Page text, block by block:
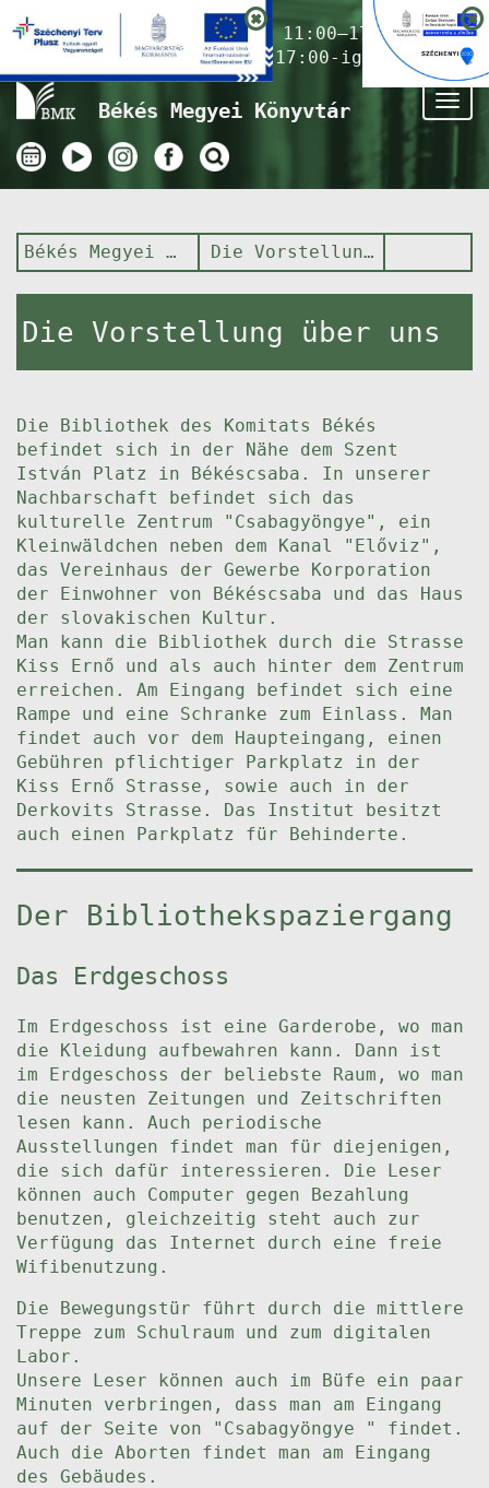
Nyitvatartás ma:11:00–17:00
(Gyermekkönyvtár 17:00-ig)
Békés Megyei Könyvtár
Békés Megyei Könyvtár Die Vorstellung über uns
Die Vorstellung über uns
Die Bibliothek des Komitats Békés
befindet sich in der Nähe dem Szent
István Platz in Békéscsaba. In unserer
Nachbarschaft befindet sich das
kulturelle Zentrum "Csabagyöngye", ein
Kleinwäldchen neben dem Kanal "Előviz",
das Vereinhaus der Gewerbe Korporation
der Einwohner von Békéscsaba und das Haus
der slovakischen Kultur.
Man kann die Bibliothek durch die Strasse
Kiss Ernő und als auch hinter dem Zentrum
erreichen. Am Eingang befindet sich eine
Rampe und eine Schranke zum Einlass. Man
findet auch vor dem Haupteingang, einen
Gebühren pflichtiger Parkplatz in der
Kiss Ernő Strasse, sowie auch in der
Derkovits Strasse. Das Institut besitzt
auch einen Parkplatz für Behinderte.
Der Bibliothekspaziergang
Das Erdgeschoss
Im Erdgeschoss ist eine Garderobe, wo man
die Kleidung aufbewahren kann. Dann ist
im Erdgeschoss der beliebste Raum, wo man
die neusten Zeitungen und Zeitschriften
lesen kann. Auch periodische
Ausstellungen findet man für diejenigen,
die sich dafür interessieren. Die Leser
können auch Computer gegen Bezahlung
benutzen, gleichzeitig steht auch zur
Verfügung das Internet durch eine freie
Wifibenutzung.
Die Bewegungstür führt durch die mittlere
Treppe zum Schulraum und zum digitalen
Labor.
Unsere Leser können auch im Büfe ein paar
Minuten verbringen, dass man am Eingang
auf der Seite von "Csabagyöngye " findet.
Auch die Aborten findet man am Eingang
des Gebäudes.